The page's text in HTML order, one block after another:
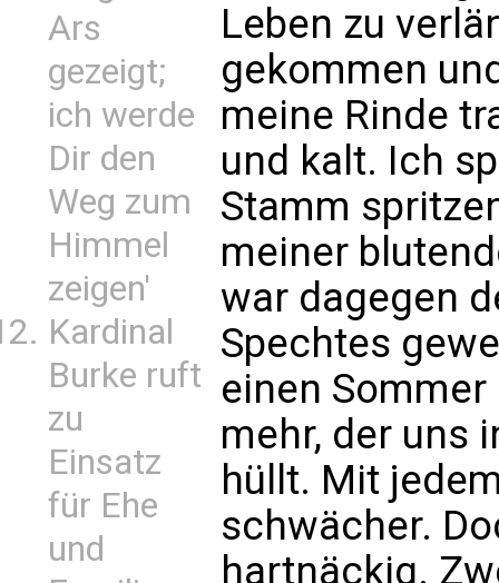
Ars
gezeigt;
ich werde
Dir den
Weg zum
Himmel
zeigen'
Kardinal
Burke ruft
zu
Einsatz
für Ehe
und
Leben zu
gekommen
meine Rinde
und kalt. Ich
Stamm
meiner
war dagegen
Spechtes
einen
mehr, der uns
hüllt. Mit
schwächer.
hartnäckig.